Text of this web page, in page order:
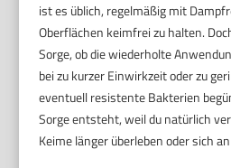
ist es üblich, regelmäßig mit
Oberflächen keimfrei zu halten.
Sorge, ob die wiederholte
bei zu kurzer Einwirkzeit oder zu
eventuell resistente Bakterien
Sorge entsteht, weil du natürlich
Keime länger überleben oder sich